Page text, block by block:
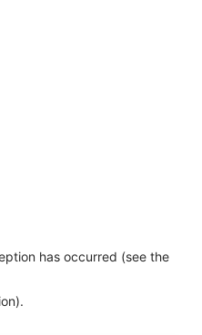
has occurred (see the
.